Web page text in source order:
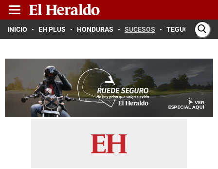
INICIO EH PLUS HONDURAS SUCESOS TEGUCIGALPA